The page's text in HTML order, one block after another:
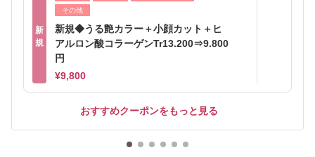
新
規
その他
新規◆うる艶カラー＋小顔カット＋ヒ
アルロン酸コラーゲンTr13.200⇒9.800
円
¥9,800
おすすめクーポンをもっと見る